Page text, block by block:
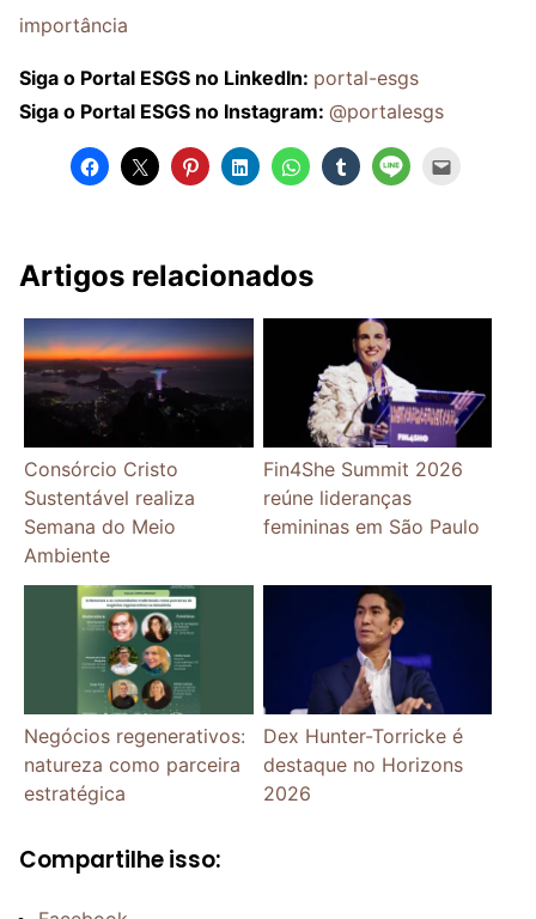
importância
Siga o Portal ESGS no LinkedIn: portal-esgs
Siga o Portal ESGS no Instagram: @portalesgs
Artigos relacionados
Consórcio Cristo
Sustentável realiza
Semana do Meio
Ambiente
Fin4She Summit 2026
reúne lideranças
femininas em São Paulo
Negócios regenerativos:
natureza como parceira
estratégica
Dex Hunter-Torricke é
destaque no Horizons
2026
Compartilhe isso: